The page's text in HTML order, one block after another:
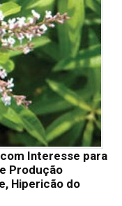
Interesse para
Produção
Hipericão do